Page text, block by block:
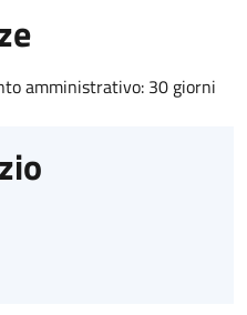
amministrativo: 30 giorni